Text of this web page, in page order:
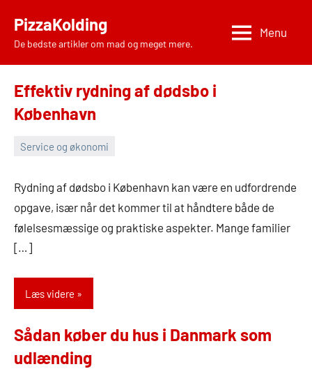
indhold
PizzaKolding
De bedste artikler om mad og meget mere.
Menu
Effektiv rydning af dødsbo i
København
Service og økonomi
2026
Rydning af dødsbo i København kan være en udfordrende
opgave, især når det kommer til at håndtere både de
følelsesmæssige og praktiske aspekter. Mange familier
[…]
Læs videre
Sådan køber du hus i Danmark som
udlænding